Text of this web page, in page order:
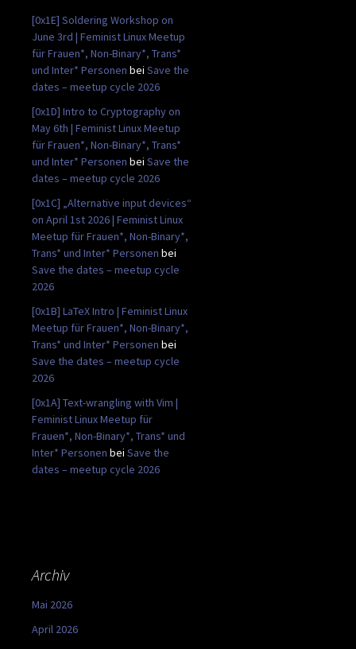
[0x1E] Soldering Workshop on
June 3rd | Feminist Linux Meetup
für Frauen*, Non-Binary*, Trans*
und Inter* Personen bei Save the
dates – meetup cycle 2026
[0x1D] Intro to Cryptography on
May 6th | Feminist Linux Meetup
für Frauen*, Non-Binary*, Trans*
und Inter* Personen bei Save the
dates – meetup cycle 2026
[0x1C] „Alternative input devices“
on April 1st 2026 | Feminist Linux
Meetup für Frauen*, Non-Binary*,
Trans* und Inter* Personen bei
Save the dates – meetup cycle
2026
[0x1B] LaTeX Intro | Feminist Linux
Meetup für Frauen*, Non-Binary*,
Trans* und Inter* Personen bei
Save the dates – meetup cycle
2026
[0x1A] Text-wrangling with Vim |
Feminist Linux Meetup für
Frauen*, Non-Binary*, Trans* und
Inter* Personen bei Save the
dates – meetup cycle 2026
Archiv
Mai 2026
April 2026